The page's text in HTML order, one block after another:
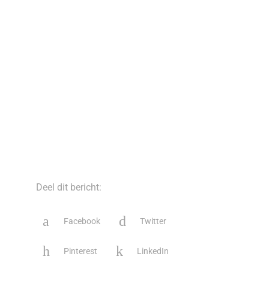
Deel dit bericht:
Facebook Twitter
Pinterest LinkedIn